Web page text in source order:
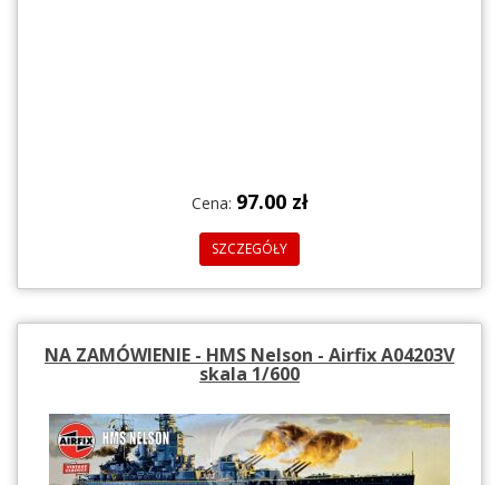
Cena: 97.00 zł
SZCZEGÓŁY
NA ZAMÓWIENIE - HMS Nelson - Airfix A04203V
skala 1/600